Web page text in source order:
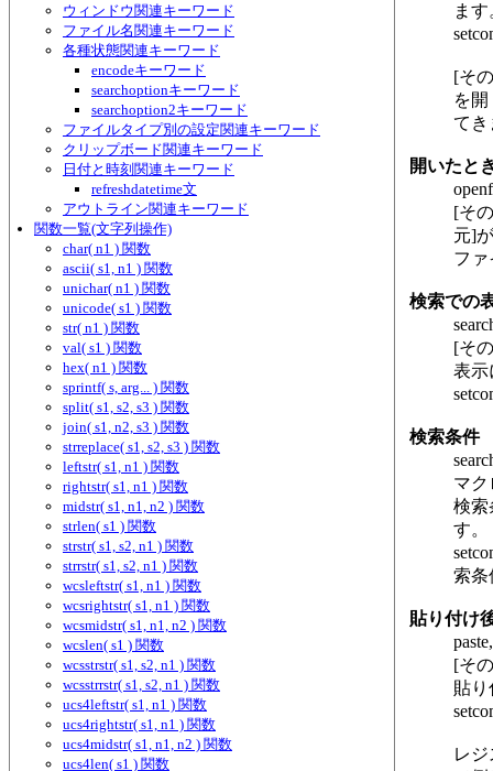
ウィンドウ関連キーワード
ファイル名関連キーワード
各種状態関連キーワード
encodeキーワード
searchoptionキーワード
searchoption2キーワード
ファイルタイプ別の設定関連キーワード
クリップボード関連キーワード
日付と時刻関連キーワード
refreshdatetime文
アウトライン関連キーワード
関数一覧(文字列操作)
char( n1 ) 関数
ascii( s1, n1 ) 関数
unichar( n1 ) 関数
unicode( s1 ) 関数
str( n1 ) 関数
val( s1 ) 関数
hex( n1 ) 関数
sprintf( s, arg... ) 関数
split( s1, s2, s3 ) 関数
join( s1, n2, s3 ) 関数
strreplace( s1, s2, s3 ) 関数
leftstr( s1, n1 ) 関数
rightstr( s1, n1 ) 関数
midstr( s1, n1, n2 ) 関数
strlen( s1 ) 関数
strstr( s1, s2, n1 ) 関数
strrstr( s1, s2, n1 ) 関数
wcsleftstr( s1, n1 ) 関数
wcsrightstr( s1, n1 ) 関数
wcsmidstr( s1, n1, n2 ) 関数
wcslen( s1 ) 関数
wcsstrstr( s1, s2, n1 ) 関数
wcsstrrstr( s1, s2, n1 ) 関数
ucs4leftstr( s1, n1 ) 関数
ucs4rightstr( s1, n1 ) 関数
ucs4midstr( s1, n1, n2 ) 関数
ucs4len( s1 ) 関数
ま
[そ
を
てき
開いたと
[そ
元]
ファ
検索での
[そ
表示
検索条件
マク
検索
す。
索条
貼り付け
[そ
貼
レ